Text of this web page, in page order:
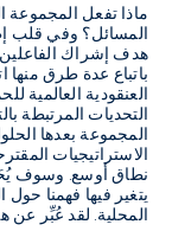
ماذا تفعل المجموعة
هدف إشراك الفاعلين
باتباع عدة طرق منها
العنقودية العالمية
التحديات المرتبطة
المجموعة بعدها
الاستراتيجيات
نطاق أوسع. وسوف
يتغير فيها فهمنا
المحلية. لقد عُبِّر عن